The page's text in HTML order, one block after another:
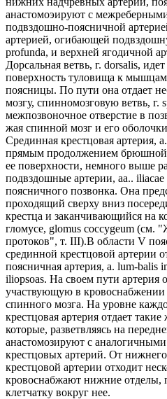
анастомоэируют с
подвздошно-поясничной
артерией, огибающей
profunda, и верхней ягодичной
Дорсальная ветвь, г. dorsalis,
поверхность туловища к
поясницы. По пути она отдает
мозгу, спинномозговую ветвь, г.
межпозвоночное отверстие в
жая спинной мозг и его
Срединная крестцовая артерия,
прямым продолжением брюшной
ее поверхности, немного выше
подвздошные артерии, aa..
поясничного позвонка. Она
проходящий сверху вниз
крестца и заканчивающийся на
гломусе, glomus coccygeum (см.
протоков", т. III).В области V
срединной крестцовой артерии
поясничная артерия, a. lum-balis
iliopsoas. На своем пути артерия
участвующую в
спинного мозга. На уровне
крестцовая артерия отдает
которые, разветвляясь на
анастомозируют с
крестцовых артерий. От
крестцовой артерии отходит
кровоснабжают нижние
клетчатку вокруг нее.